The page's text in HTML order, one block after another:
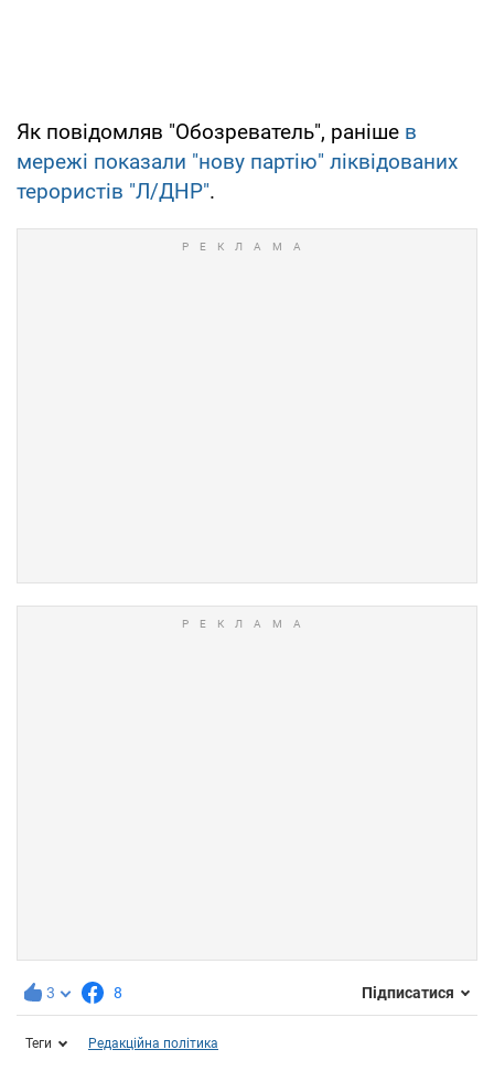
Як повідомляв "Обозреватель", раніше в
мережі показали "нову партію" ліквідованих
терористів "Л/ДНР".
3 8 Підписатися
Теги Редакційна політика